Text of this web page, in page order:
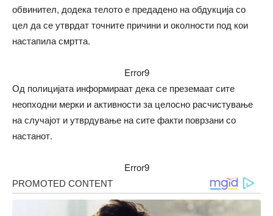
обвинител, додека телото е предадено на обдукција со
цел да се утврдат точните причини и околности под кои
настапила смртта.
Error9
Од полицијата информираат дека се преземаат сите
неопходни мерки и активности за целосно расчистување
на случајот и утврдување на сите факти поврзани со
настанот.
Error9